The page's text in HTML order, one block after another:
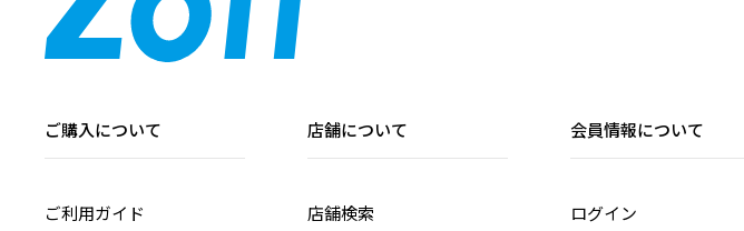
ご購入について
ご利用ガイド
店舗について
店舗検索
会員情報について
ログイン